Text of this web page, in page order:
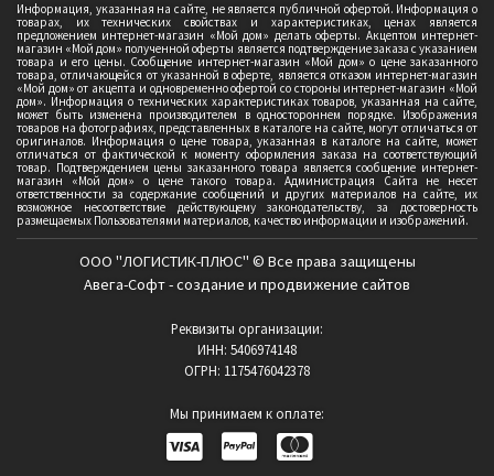
Информация, указанная на сайте, не является публичной офертой. Информация о
товарах, их технических свойствах и характеристиках, ценах является
предложением интернет-магазин «Мой дом» делать оферты. Акцептом интернет-
магазин «Мой дом» полученной оферты является подтверждение заказа с указанием
товара и его цены. Сообщение интернет-магазин «Мой дом» о цене заказанного
товара, отличающейся от указанной в оферте, является отказом интернет-магазин
«Мой дом» от акцепта и одновременно офертой со стороны интернет-магазин «Мой
дом». Информация о технических характеристиках товаров, указанная на сайте,
может быть изменена производителем в одностороннем порядке. Изображения
товаров на фотографиях, представленных в каталоге на сайте, могут отличаться от
оригиналов. Информация о цене товара, указанная в каталоге на сайте, может
отличаться от фактической к моменту оформления заказа на соответствующий
товар. Подтверждением цены заказанного товара является сообщение интернет-
магазин «Мой дом» о цене такого товара. Администрация Сайта не несет
ответственности за содержание сообщений и других материалов на сайте, их
возможное несоответствие действующему законодательству, за достоверность
размещаемых Пользователями материалов, качество информации и изображений.
ООО "ЛОГИСТИК-ПЛЮС" © Все права защищены
Авега-Софт - создание и продвижение сайтов
Реквизиты организации:
ИНН: 5406974148
ОГРН: 1175476042378
Мы принимаем к оплате: